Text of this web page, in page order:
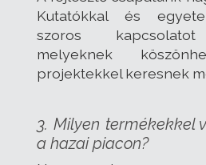
Kutatókkal és
szoros kapcsolatot
melyeknek
projektekkel keresnek
3. Milyen termékekkel
a hazai piacon?